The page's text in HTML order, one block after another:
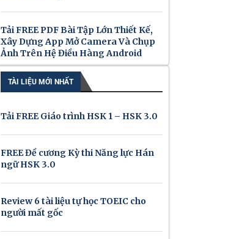
Tải FREE PDF Bài Tập Lớn Thiết Kế,
Xây Dựng App Mở Camera Và Chụp
Ảnh Trên Hệ Điều Hàng Android
TÀI LIỆU MỚI NHẤT
Tải FREE Giáo trình HSK 1 – HSK 3.0
FREE Đề cương Kỳ thi Năng lực Hán
ngữ HSK 3.0
Review 6 tài liệu tự học TOEIC cho
người mất gốc